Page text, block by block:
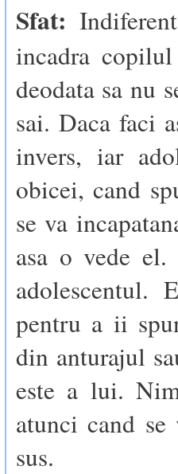
Sfat:
incadra
deodata sa nu
sai. Daca faci
invers, iar
obicei, cand
se va
asa o vede
adolescentul.
pentru a ii
din anturajul
este a lui.
atunci cand
sus.